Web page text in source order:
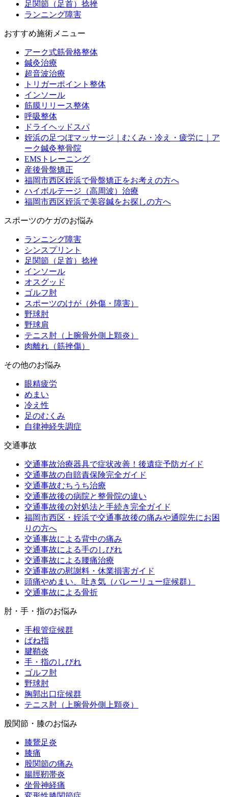
足関節（足首）捻挫
ランニング障害
おすすめ施術メニュー
アーク式筋骨格整体
鍼灸治療
超音波治療
トリガーポイント整体
インソール
筋膜リリース整体
呼吸整体
ドライヘッドスパ
姪浜の足つぼマッサージ｜むくみ・冷え・疲労に｜ア
ーク鍼灸整骨院
EMSトレーニング
産後骨盤矯正
福岡市西区姪浜で骨盤矯正をお考えの方へ
ハイボルテージ（高周波）治療
福岡市西区姪浜で美容鍼をお探しの方へ
スポーツのケガのお悩み
ランニング障害
シンスプリント
足関節（足首）捻挫
インソール
オスグッド
ゴルフ肘
スポーツのけが（外傷・障害）
野球肘
野球肩
テニス肘（上腕骨外側上顆炎）
肉離れ（筋挫傷）
その他のお悩み
眼精疲労
めまい
冷え性
足のむくみ
自律神経失調症
交通事故
交通事故治療器具で症状改善！後遺症予防ガイド
交通事故の自賠責保険完全ガイド
交通事故むちうち治療
交通事故後の病院と整骨院の違い
交通事故後の対処法と手続き完全ガイド
福岡市西区・姪浜で交通事故後の痛みや通院先にお困
りの方へ
交通事故による背中の痛み
交通事故による手のしびれ
交通事故による腰痛治療
交通事故の慰謝料・休業損害ガイド
頭痛やめまい、吐き気（バレーリュー症候群）
交通事故による骨折
肘・手・指のお悩み
手根管症候群
ばね指
腱鞘炎
手・指のしびれ
ゴルフ肘
野球肘
胸郭出口症候群
テニス肘（上腕骨外側上顆炎）
股関節・膝のお悩み
膝鵞足炎
膝痛
股関節の痛み
腸脛靭帯炎
坐骨神経痛